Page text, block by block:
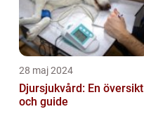
28 maj 2024
Djursjukvård: En översikt
och guide